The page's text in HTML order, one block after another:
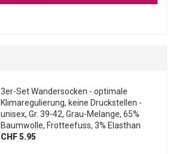
3er-Set Wandersocken - optimale
Klimaregulierung, keine Druckstellen -
unisex, Gr. 39-42, Grau-Melange, 65%
Baumwolle, Frotteefuss, 3% Elasthan
CHF 5.95